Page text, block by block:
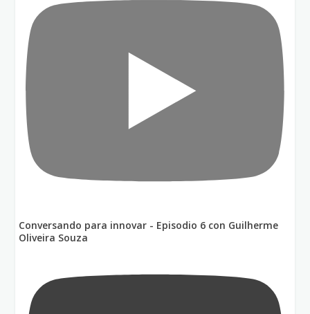
Conversando para innovar - Episodio 6 con Guilherme
Oliveira Souza